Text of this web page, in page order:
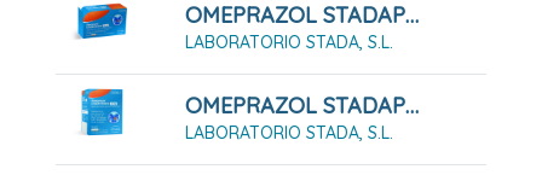
OMEPRAZOL STADAPHARM 20 MG 7 CÁPSULAS DURAS GASTRORRESISTENTES
LABORATORIO STADA, S.L.
OMEPRAZOL STADAPHARM 20 MG 7 CÁPSULAS DURAS GASTRORRESISTENTES FRASCO
LABORATORIO STADA, S.L.